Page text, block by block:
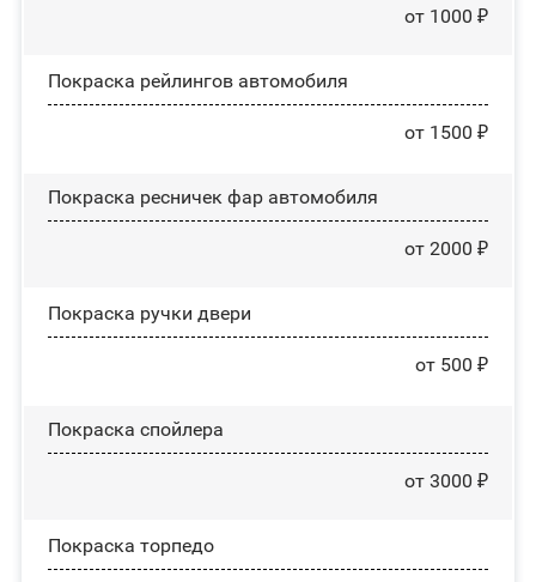
от 1000 ₽
Покраска рейлингов автомобиля
от 1500 ₽
Покраска ресничек фар автомобиля
от 2000 ₽
Покраска ручки двери
от 500 ₽
Покраска спойлера
от 3000 ₽
Покраска торпедо